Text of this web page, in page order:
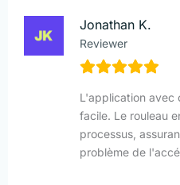
Jonathan K.
Reviewer
L'application avec
facile. Le rouleau
processus,
problème de